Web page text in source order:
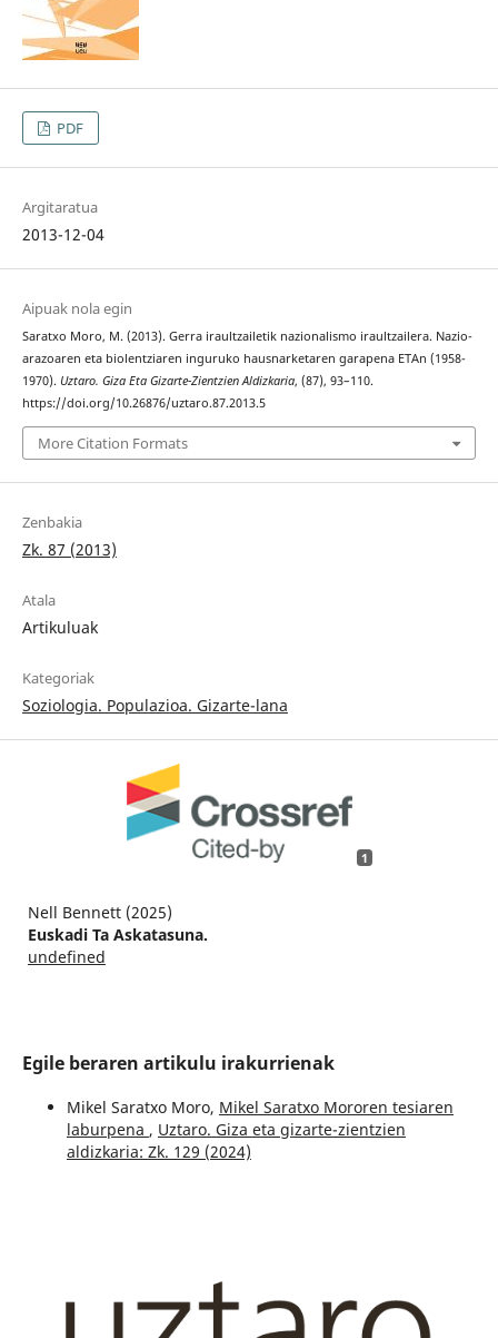
PDF
Argitaratua
2013-12-04
Aipuak nola egin
Saratxo Moro, M. (2013). Gerra iraultzailetik nazionalismo iraultzailera. Nazio-
arazoaren eta biolentziaren inguruko hausnarketaren garapena ETAn (1958-
1970). Uztaro. Giza Eta Gizarte-Zientzien Aldizkaria, (87), 93–110.
https://doi.org/10.26876/uztaro.87.2013.5
More Citation Formats
Zenbakia
Zk. 87 (2013)
Atala
Artikuluak
Kategoriak
Soziologia. Populazioa. Gizarte-lana
1
Nell Bennett (2025)
Euskadi Ta Askatasuna.
undefined
Egile beraren artikulu irakurrienak
Mikel Saratxo Moro, Mikel Saratxo Mororen tesiaren
laburpena , Uztaro. Giza eta gizarte-zientzien
aldizkaria: Zk. 129 (2024)